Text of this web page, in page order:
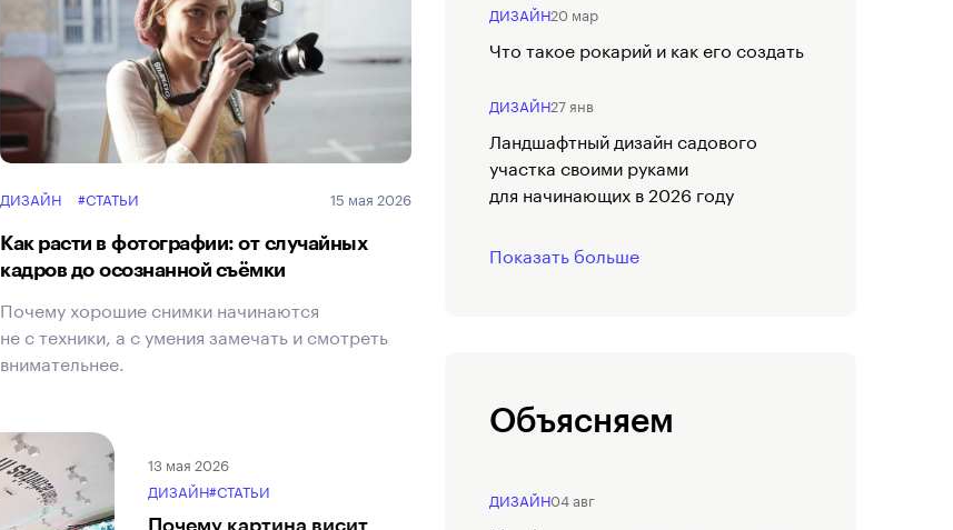
ДИЗАЙН #СТАТЬИ 15 мая 2026
Как расти в фотографии: от случайных
кадров до осознанной съёмки
Почему хорошие снимки начинаются
не с техники, а с умения замечать и смотреть
внимательнее.
ДИЗАЙН#СТАТЬИ
13 мая 2026
Почему картина висит
ДИЗАЙН20 мар
Что такое рокарий и как его создать
ДИЗАЙН27 янв
Ландшафтный дизайн садового
участка своими руками
для начинающих в 2026 году
Показать больше
Объясняем
ДИЗАЙН04 авг